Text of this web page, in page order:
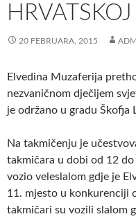
HRVATSKOJ
20 FEBRUARA, 2015
Elvedina Muzaferija
nezvaničnom dječijem
je održano u gradu Škofja
Na takmičenju je
takmičara u dobi od 12
vozio veleslalom gdje je
11. mjesto u konkurenciji
takmičari su vozili slalom